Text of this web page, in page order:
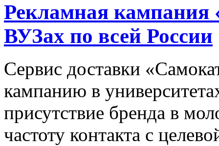
Рекламная кампания
ВУЗах по всей России
Сервис доставки
кампанию в
присутствие бренда в
частоту контакта с